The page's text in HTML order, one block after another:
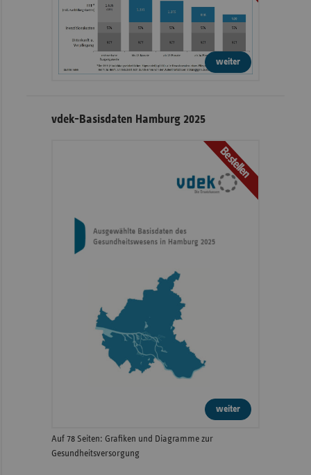
weiter
vdek-Basisdaten Hamburg 2025
Bestellen
weiter
Auf 78 Seiten: Grafiken und Diagramme zur
Gesundheitsversorgung